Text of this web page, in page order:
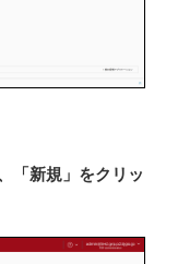
「新規」をクリッ